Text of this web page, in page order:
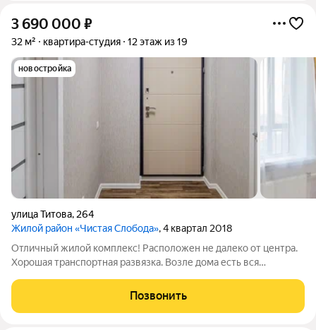
3 690 000 ₽
32 м² квартира-студия 12 этаж из 19
новостройка
улица Титова, 264
Жилой район «Чистая Слобода», 4 квартал 2018
Отличный жилой комплекс! Расположен не далеко от центра.
Хорошая транспортная развязка. Возле дома есть вся
любого банка. Звоните, задавайте вопросы!
Позвонить